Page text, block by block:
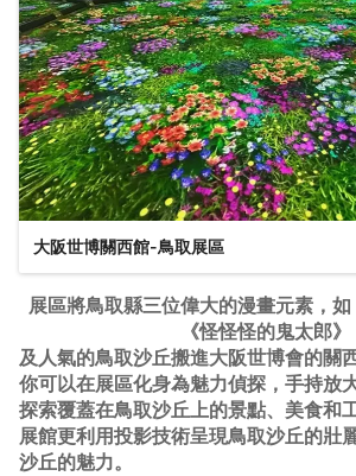
大阪世博關西館-鳥取展區
展區將鳥取縣三位偉大的漫畫元素，
《怪怪怪的鬼太郎》
及人氣的鳥取沙丘搬進大阪世博會的關
你可以在展區化身為魅力偵探，手持放
探索覆蓋在鳥取沙丘上的景點、美食和
展館更利用投影技術呈現鳥取沙丘的壯
沙丘的魅力。